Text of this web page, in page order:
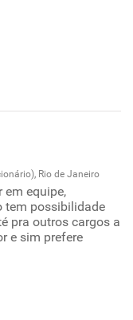
Rio de Janeiro
em equipe,
tem possibilidade
pra outros cargos a
e sim prefere